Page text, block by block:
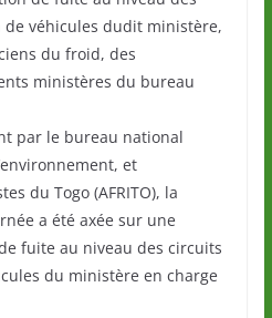
véhicules dudit ministère,
du froid, des
ministères du bureau
par le bureau national
et
du Togo (AFRITO), la
a été axée sur une
fuite au niveau des circuits
du ministère en charge